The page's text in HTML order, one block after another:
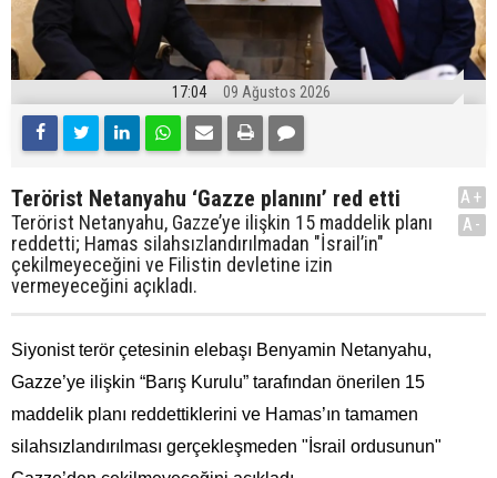
17:04 09 Ağustos 2026
Terörist Netanyahu ‘Gazze planını’ red etti
Terörist Netanyahu, Gazze’ye ilişkin 15 maddelik planı
reddetti; Hamas silahsızlandırılmadan "İsrail’in"
çekilmeyeceğini ve Filistin devletine izin
vermeyeceğini açıkladı.
A+
A-
Siyonist terör çetesinin elebaşı Benyamin Netanyahu,
Gazze’ye ilişkin “Barış Kurulu” tarafından önerilen 15
maddelik planı reddettiklerini ve Hamas’ın tamamen
silahsızlandırılması gerçekleşmeden "İsrail ordusunun"